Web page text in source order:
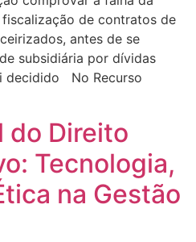
de contratos de
antes de se
subsidiária por dívidas
decidido No Recurso
do Direito
Tecnologia,
na Gestão